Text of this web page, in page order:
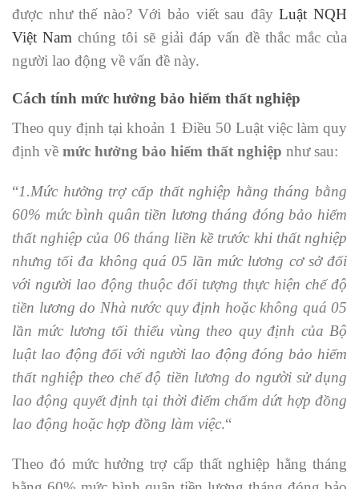
được như thế nào? Với bảo viết sau đâyLuật NQH
Việt Nam chúng tôi sẽ giải đáp vấn đề thắc mắc của
người lao động về vấn đề này.
Cách tính mức hưởng bảo hiểm thất nghiệp
Theo quy định tại khoản 1 Điều 50 Luật việc làm quy
định về mức hưởng bảo hiểm thất nghiệp như sau:
“1.Mức hưởng trợ cấp thất nghiệp hằng tháng bằng
60% mức bình quân tiền lương tháng đóng bảo hiểm
thất nghiệp của 06 tháng liền kề trước khi thất nghiệp
nhưng tối đa không quá 05 lần mức lương cơ sở đối
với người lao động thuộc đối tượng thực hiện chế độ
tiền lương do Nhà nước quy định hoặc không quá 05
lần mức lương tối thiểu vùng theo quy định của Bộ
luật lao động đối với người lao động đóng bảo hiểm
thất nghiệp theo chế độ tiền lương do người sử dụng
lao động quyết định tại thời điểm chấm dứt hợp đồng
lao động hoặc hợp đồng làm việc.“
Theo đó mức hưởng trợ cấp thất nghiệp hằng tháng